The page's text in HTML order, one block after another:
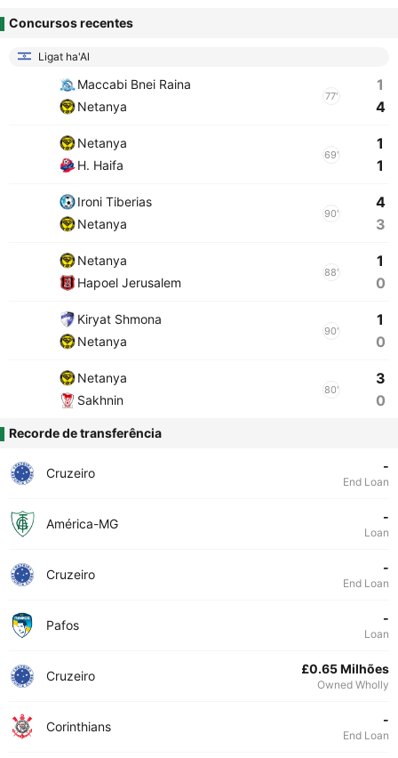
Concursos recentes
Ligat ha'Al
Maccabi Bnei Raina
Netanya
77'
1
4
Netanya
H. Haifa
69'
1
1
Ironi Tiberias
Netanya
90'
4
3
Netanya
Hapoel Jerusalem
88'
1
0
Kiryat Shmona
Netanya
90'
1
0
Netanya
Sakhnin
80'
3
0
Recorde de transferência
Cruzeiro -
End Loan
América-MG -
Loan
Cruzeiro -
End Loan
Pafos -
Loan
Cruzeiro £0.65 Milhões
Owned Wholly
Corinthians -
End Loan